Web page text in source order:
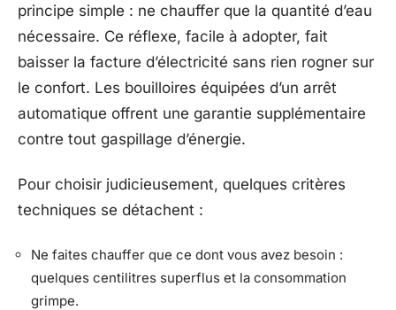
principe simple : ne chauffer que la quantité d’eau
nécessaire. Ce réflexe, facile à adopter, fait
baisser la facture d’électricité sans rien rogner sur
le confort. Les bouilloires équipées d’un arrêt
automatique offrent une garantie supplémentaire
contre tout gaspillage d’énergie.
Pour choisir judicieusement, quelques critères
techniques se détachent :
Ne faites chauffer que ce dont vous avez besoin :
quelques centilitres superflus et la consommation
grimpe.